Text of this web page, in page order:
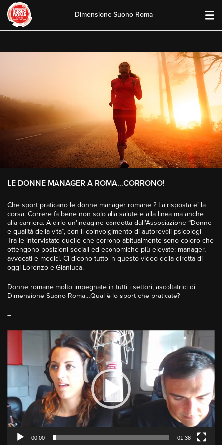
content
Dimensione Suono Roma
LE DONNE MANAGER A ROMA…CORRONO!
Che sport praticano le donne manager romane ? La risposta e’ la
corsa. Correre fa bene non solo alla salute e alla linea ma anche
alla carriera. A dirlo un’indagine condotta dall’Associazione “Donne
e qualità della vita”, con il coinvolgimento di autorevoli psicologi
Tra le intervistate quelle che corrono abitualmente sono coloro che
ottengono posizioni sociali ed economiche più elevate: manager,
avvocati e medici. Ci dicono tutto in questo video della diretta di
oggi Lorenzo e Gianluca.
Donne romane molto impegnate in tutti i settori, ascoltatrici di
Dimensione Suono Roma…Qual è lo sport che praticate?
–
00:00 01:38